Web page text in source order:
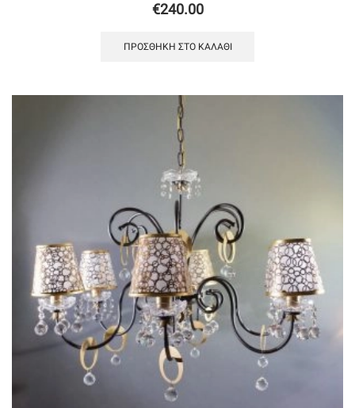
€240.00
ΠΡΟΣΘΉΚΗ ΣΤΟ ΚΑΛΆΘΙ